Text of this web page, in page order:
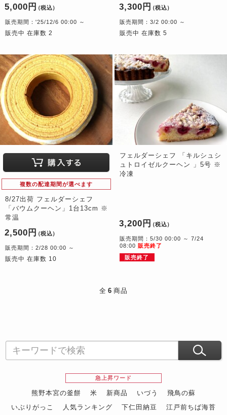
5,000円 （税込）
販売期間：'25/12/6 00:00 ～
販売中 在庫数 2
3,300円 （税込）
販売期間：3/2 00:00 ～
販売中 在庫数 5
複数の配達期間が選べます
8/27出荷 フェルダーシェフ
「バウムクーヘン」1台13cm ※
常温
2,500円 （税込）
販売期間：2/28 00:00 ～
販売中 在庫数 10
フェルダーシェフ 「キルシュシ
ュトロイゼルクーヘン 」5号 ※
冷凍
3,200円 （税込）
販売期間：5/30 00:00 ～ 7/24
08:00 販売終了
販売終了
全 6 商品
急上昇ワード
熊野本宮の釜餅 米 新商品 いづう
飛鳥の蘇
いぶりがっこ
人気ランキング 下仁田納豆 江戸前ちば海苔